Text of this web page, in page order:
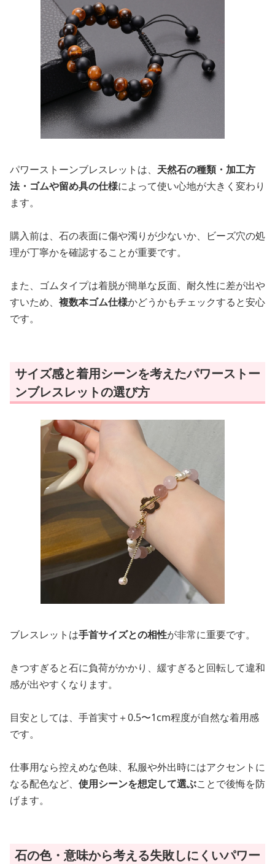
パワーストーンブレスレットは、 天然石の種類・加工方
法・ゴムや留め具の仕様によって使い心地が大きく変わり
ます。
購入前は、石の表面に傷や濁りが少ないか、ビーズ穴の処
理が丁寧かを確認することが重要です。
また、ゴムタイプは着脱が簡単な反面、耐久性に差が出や
すいため、 複数本ゴム仕様かどうかもチェックすると安心
です。
サイズ感と着用シーンを考えたパワーストー
ンブレスレットの選び方
ブレスレットは手首サイズとの相性が非常に重要です。
きつすぎると石に負荷がかかり、緩すぎると回転して違和
感が出やすくなります。
目安としては、手首実寸＋0.5〜1cm程度が自然な着用感
です。
仕事用なら控えめな色味、私服や外出時にはアクセントに
なる配色など、 使用シーンを想定して選ぶことで後悔を防
げます。
石の色・意味から考える失敗しにくいパワー